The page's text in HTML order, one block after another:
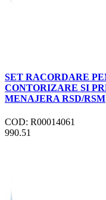
SET RACORDARE
CONTORIZARE SI
MENAJERA RSD/RSM
COD: R00014061
990.51